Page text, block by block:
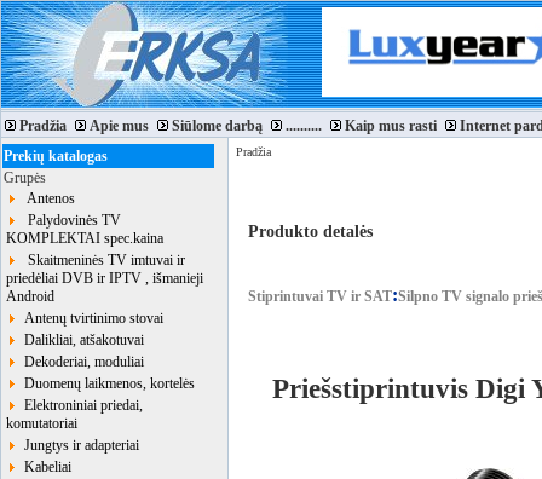
Pradžia Apie mus Siūlome darbą .......... Kaip mus rasti
Internet
Prekių katalogas
Grupės
Antenos
Palydovinės TV
KOMPLEKTAI spec.kaina
Skaitmeninės TV imtuvai ir
priedėliai DVB ir IPTV , išmanieji
Android
Antenų tvirtinimo stovai
Dalikliai, atšakotuvai
Dekoderiai, moduliai
Duomenų laikmenos, kortelės
Elektroniniai priedai,
komutatoriai
Jungtys ir adapteriai
Kabeliai
Pradžia
Produkto detalės
Stiprintuvai TV ir SAT:Silpno TV signalo
Priešstiprintuvis Digi